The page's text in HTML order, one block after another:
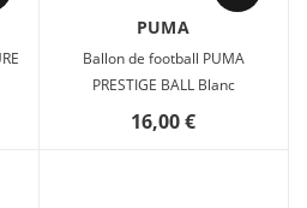
PUMA
Ballon de football PUMA
PRESTIGE BALL Blanc
16,00 €